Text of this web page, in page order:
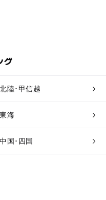
グ
北陸･甲信越
東海
中国･四国